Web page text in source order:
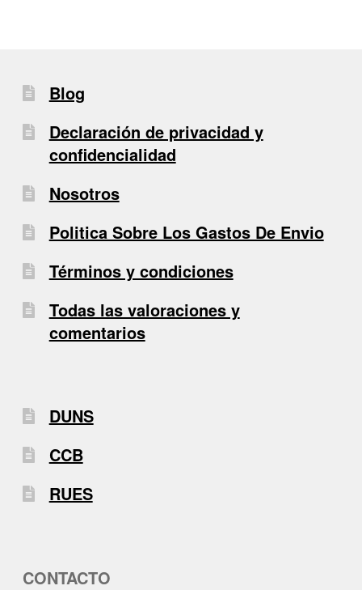
Blog
Declaración de privacidad y
confidencialidad
Nosotros
Politica Sobre Los Gastos De Envio
Términos y condiciones
Todas las valoraciones y
comentarios
DUNS
CCB
RUES
CONTACTO